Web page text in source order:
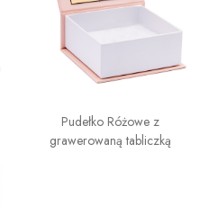
Pudełko Różowe z
grawerowaną tabliczką